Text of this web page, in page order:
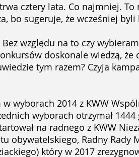
cztery lata. Co najmniej.
bo sugeruje, że wcześniej
względu na to czy
doskonale wiedzą,
tym razem? Czyja
wyborach 2014 z KWW
wyborach otrzymał 1444
na radnego z KWW
obywatelskiego, Radny Rady
który w 2017